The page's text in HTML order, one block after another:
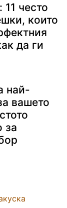
често
които
да ги
най-
вашето
за